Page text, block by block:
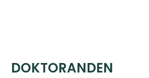
DOKTORANDEN